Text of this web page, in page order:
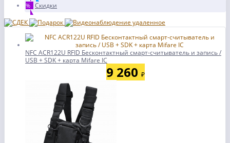
% Скидки
NFC ACR122U RFID Бесконтактный смарт-считыватель и запись /
USB + SDK + карта Mifare IC
9 260 ₽